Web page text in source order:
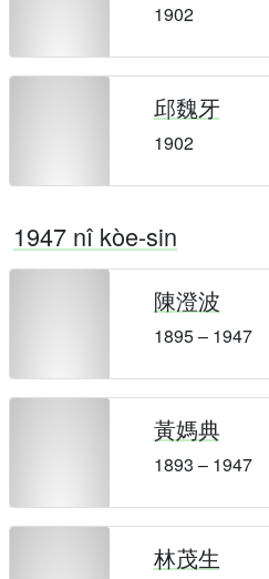
1902
邱魏牙
1902
1947 nî kòe-sin
陳澄波
1895 – 1947
黃媽典
1893 – 1947
林茂生